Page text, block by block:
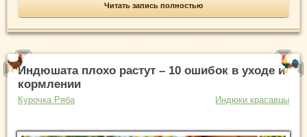
Читать запись полностью
Индюшата плохо растут – 10 ошибок в уходе и
кормлении
Курочка Ряба Индюки красавцы